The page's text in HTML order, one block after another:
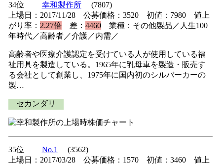
34位 幸和製作所
(7807)
上場日：2017/11/28 公募価格：3520 初値：7980 値上
がり率： 2.27倍差： 4460業種：その他製品／人生100
年時代／高齢者／介護／内需／
高齢者や医療介護認定を受けている人が使用している福
祉用具を製造している。1965年に乳母車を製造・販売す
る会社として創業し、1975年に国内初のシルバーカーの
製…
セカンダリ
35位 No.1
(3562)
上場日：2017/03/28 公募価格：1570 初値：3460 値上